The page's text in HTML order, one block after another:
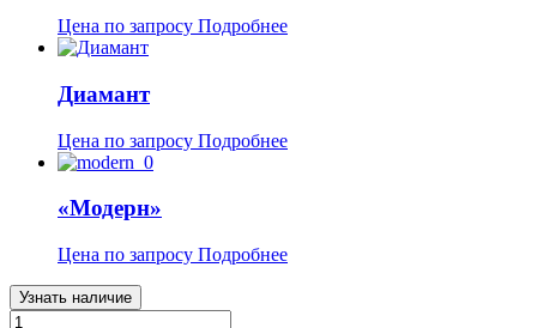
Цена по запросу Подробнее
Диамант
Цена по запросу Подробнее
«Модерн»
Цена по запросу Подробнее
Узнать наличие